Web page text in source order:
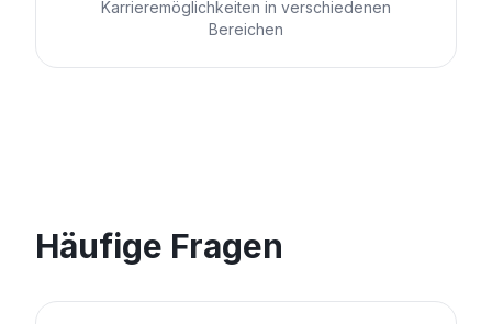
Karrieremöglichkeiten in verschiedenen
Bereichen
Häufige Fragen